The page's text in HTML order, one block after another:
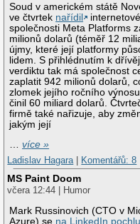
Soud v americkém státě
ve čtvrtek nařídil
internetové
společnosti Meta Platforms
milionů dolarů (téměř 12
újmy, které její platformy
lidem. S přihlédnutím k
verdiktu tak má společnost
zaplatit 942 milionů dolarů,
zlomek jejího ročního
činil 60 miliard dolarů.
firmě také nařizuje, aby
jakým její
…více »
Ladislav Hagara
Komentářů: 8
MS Paint Doom
včera 12:44 | Humor
Mark Russinovich (CTO v
Azure) se na LinkedIn